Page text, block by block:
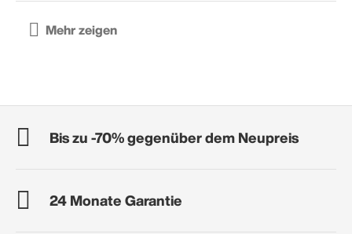
Bis zu -70% gegenüber dem Neupreis
24 Monate Garantie